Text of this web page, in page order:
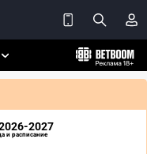
2027
и расписание